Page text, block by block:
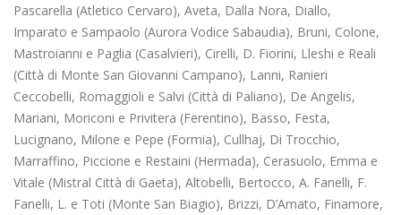
Pascarella (Atletico Cervaro), Aveta, Dalla Nora, Diallo,
Imparato e Sampaolo (Aurora Vodice Sabaudia), Bruni, Colone,
Mastroianni e Paglia (Casalvieri), Cirelli, D. Fiorini, Lleshi e Reali
(Città di Monte San Giovanni Campano), Lanni, Ranieri
Ceccobelli, Romaggioli e Salvi (Città di Paliano), De Angelis,
Mariani, Moriconi e Privitera (Ferentino), Basso, Festa,
Lucignano, Milone e Pepe (Formia), Cullhaj, Di Trocchio,
Marraffino, Piccione e Restaini (Hermada), Cerasuolo, Emma e
Vitale (Mistral Città di Gaeta), Altobelli, Bertocco, A. Fanelli, F.
Fanelli, L. e Toti (Monte San Biagio), Brizzi, D’Amato, Finamore,